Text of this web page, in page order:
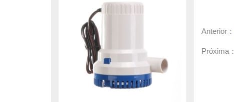
Anterior：
Próxima：